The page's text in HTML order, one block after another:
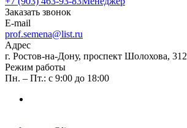
Заказать звонок
E-mail
prof.semena@list.ru
Адрес
г. Ростов-на-Дону, проспект Шолохова, 312
Режим работы
Пн. – Пт.: с 9:00 до 18:00